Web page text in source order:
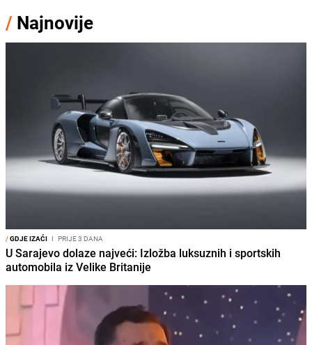
/ Najnovije
/GDJE IZAĆI I PRIJE 3 DANA
U Sarajevo dolaze najveći: Izložba luksuznih i sportskih
automobila iz Velike Britanije